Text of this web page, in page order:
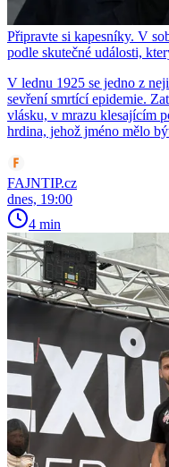
Připravte si kapesníky. V
podle skutečné události,
V lednu 1925 se jedno z
sevření smrtící epidemie.
vlásku, v mrazu klesajícím
hrdina, jehož jméno mělo
FAJNTIP.cz
dnes, 19:00
4 min